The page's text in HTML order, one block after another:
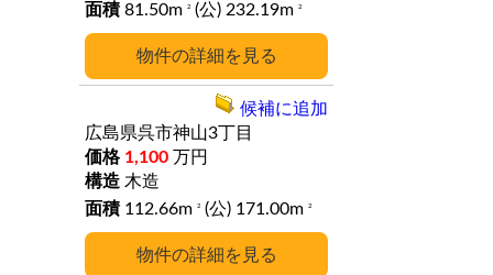
詳細
81.50m
2 (公) 232.19m 2
詳細
広島県呉市神山3丁目
1,100 万円
木造
112.66m
2 (公) 171.00m 2
候補に追加